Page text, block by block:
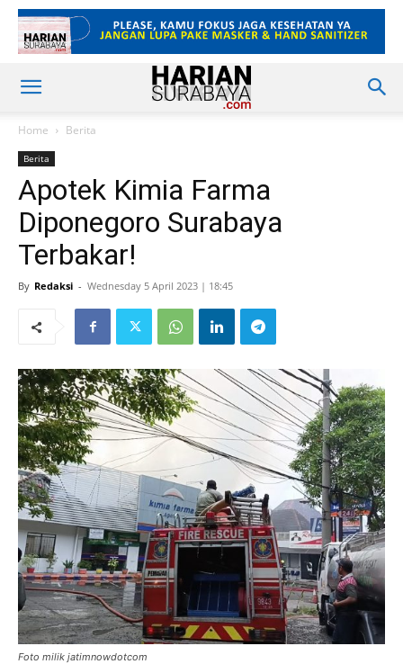
Home Berita
Berita
Apotek Kimia Farma
Diponegoro Surabaya
Terbakar!
By Redaksi - Wednesday 5 April 2023 | 18:45
Foto milik jatimnowdotcom